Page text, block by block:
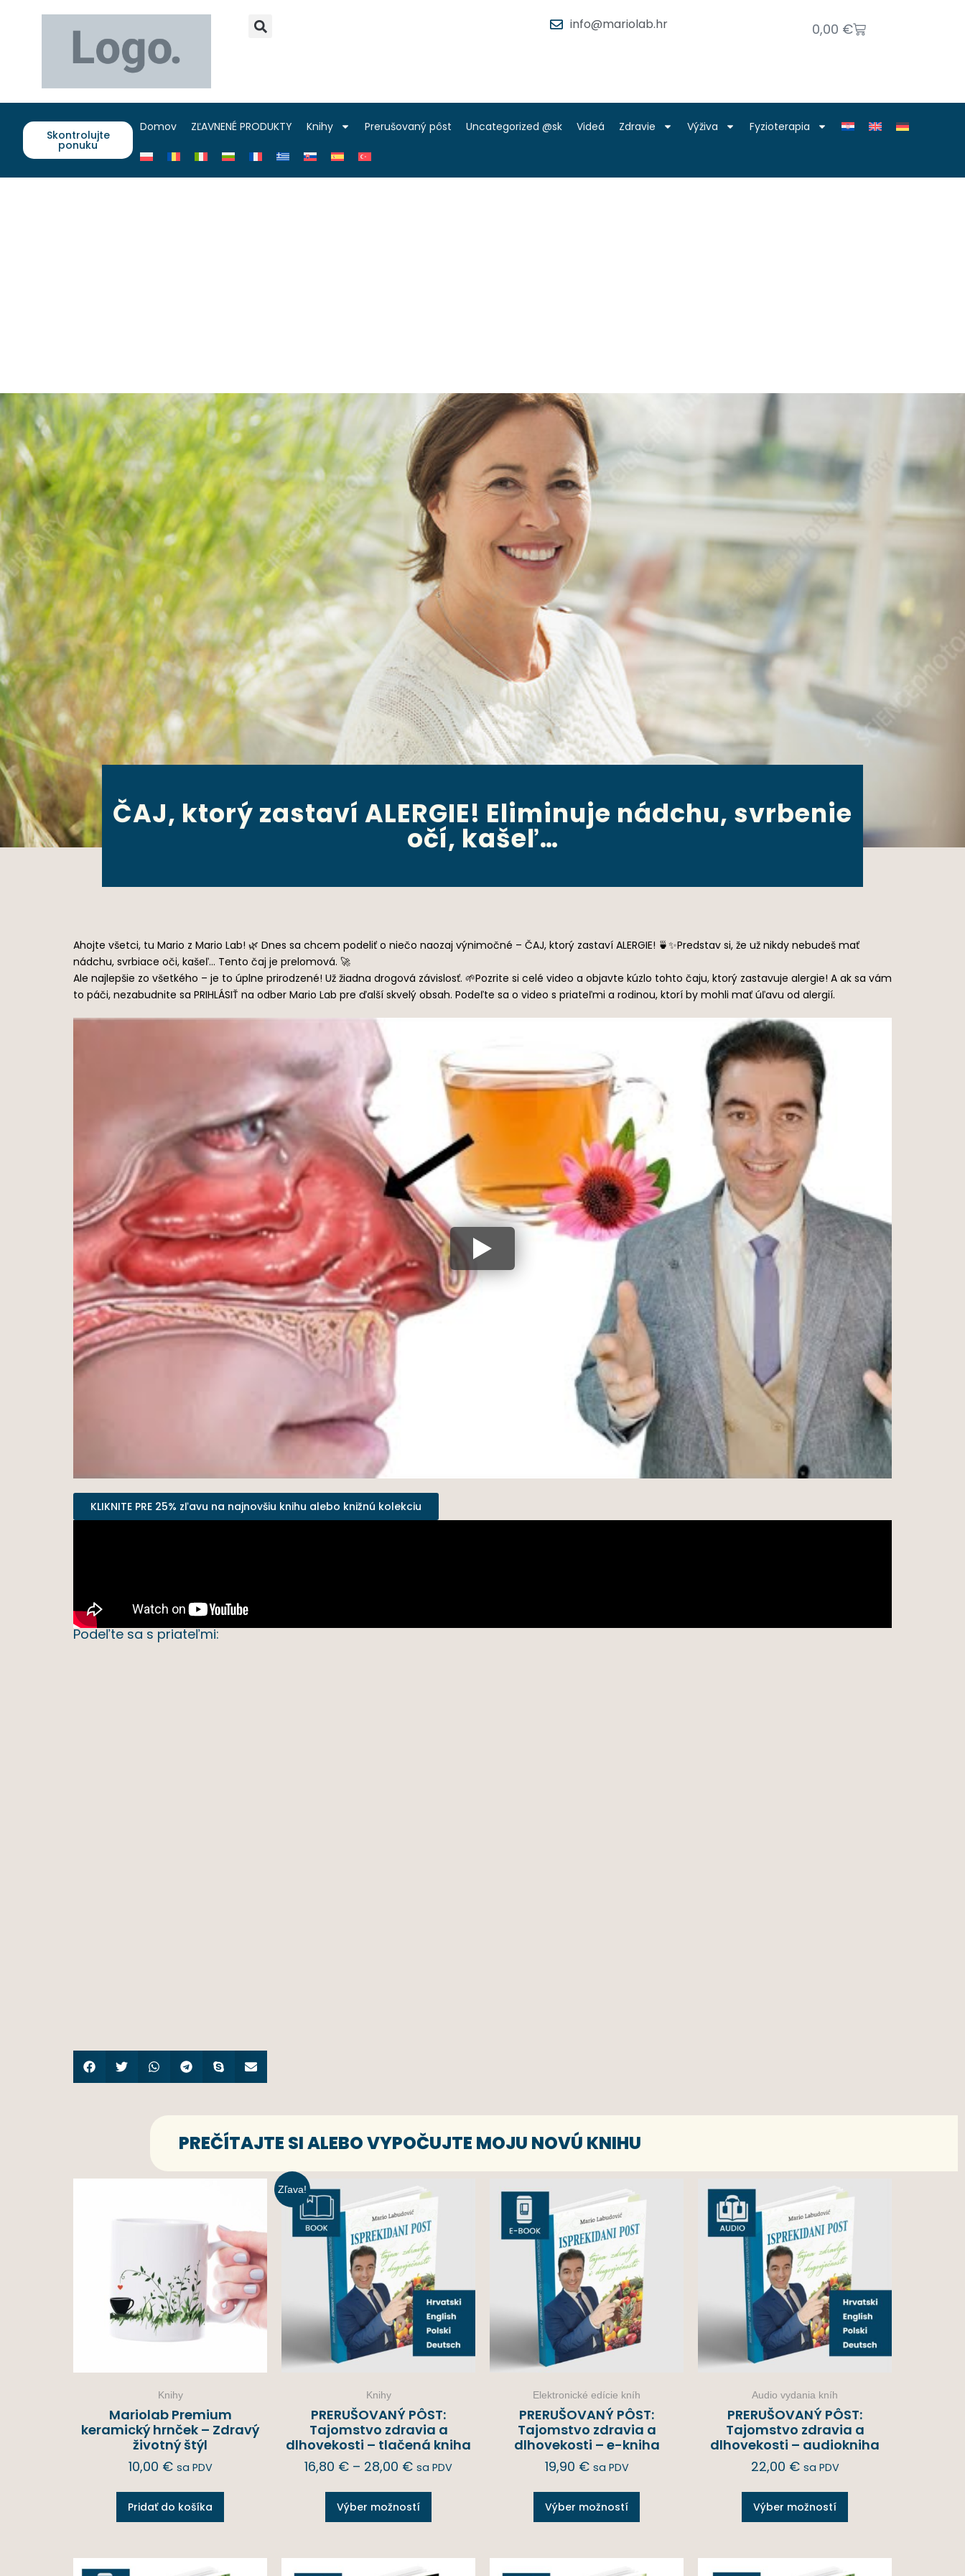
info@mariolab.hr 0,00 €
Skontrolujte
ponuku
Domov ZĽAVNENÉ PRODUKTY Knihy Prerušovaný pôst Uncategorized @sk Videá Zdravie Výživa Fyzioterapia
ČAJ, ktorý zastaví ALERGIE! Eliminuje nádchu, svrbenie
očí, kašeľ…
Ahojte všetci, tu Mario z Mario Lab! 🌿 Dnes sa chcem podeliť o niečo naozaj výnimočné – ČAJ, ktorý zastaví ALERGIE! 🍵✨Predstav si, že už nikdy nebudeš mať
nádchu, svrbiace oči, kašeľ… Tento čaj je prelomová. 🚀
Ale najlepšie zo všetkého – je to úplne prirodzené! Už žiadna drogová závislosť. 🌱Pozrite si celé video a objavte kúzlo tohto čaju, ktorý zastavuje alergie! A ak sa vám
to páči, nezabudnite sa PRIHLÁSIŤ na odber Mario Lab pre ďalší skvelý obsah. Podeľte sa o video s priateľmi a rodinou, ktorí by mohli mať úľavu od alergií.
KLIKNITE PRE 25% zľavu na najnovšiu knihu alebo knižnú kolekciu
Podeľte sa s priateľmi:
PREČÍTAJTE SI ALEBO VYPOČUJTE MOJU NOVÚ KNIHU
Knihy
Mariolab Premium
keramický hrnček – Zdravý
životný štýl
10,00 € sa PDV
Pridať do košíka
Zľava!
Knihy
PRERUŠOVANÝ PÔST:
Tajomstvo zdravia a
dlhovekosti – tlačená kniha
16,80 € – 28,00 € sa PDV
Výber možností
Elektronické edície kníh
PRERUŠOVANÝ PÔST:
Tajomstvo zdravia a
dlhovekosti – e-kniha
19,90 € sa PDV
Výber možností
Audio vydania kníh
PRERUŠOVANÝ PÔST:
Tajomstvo zdravia a
dlhovekosti – audiokniha
22,00 € sa PDV
Výber možností